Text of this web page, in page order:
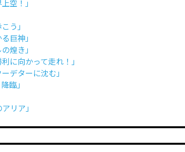
空！」
う」
巨神」
煌き」
利に向かって走れ！」
デターに沈む」
臨」
リア」